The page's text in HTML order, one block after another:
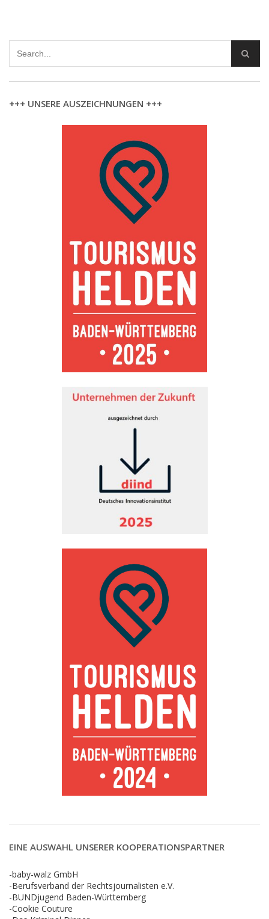
+++ UNSERE AUSZEICHNUNGEN +++
EINE AUSWAHL UNSERER KOOPERATIONSPARTNER
-baby-walz GmbH
-Berufsverband der Rechtsjournalisten e.V.
-BUNDjugend Baden-Württemberg
-Cookie Couture